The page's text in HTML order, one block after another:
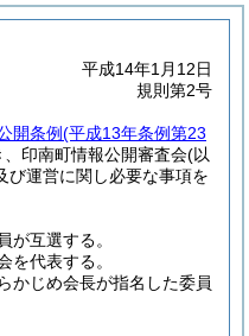
平成14年1月12日
規則第2号
開条例(平成13年条例第23
印南町情報公開審査会(以
び運営に関し必要な事項を
が互選する。
を代表する。
かじめ会長が指名した委員